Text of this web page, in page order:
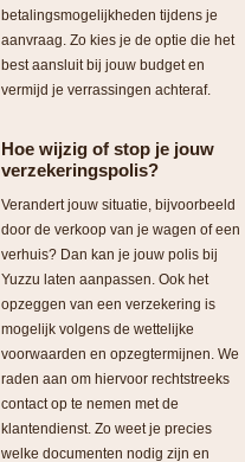
betalingsmogelijkheden tijdens je
aanvraag. Zo kies je de optie die het
best aansluit bij jouw budget en
vermijd je verrassingen achteraf.
Hoe wijzig of stop je jouw
verzekeringspolis?
Verandert jouw situatie, bijvoorbeeld
door de verkoop van je wagen of een
verhuis? Dan kan je jouw polis bij
Yuzzu laten aanpassen. Ook het
opzeggen van een verzekering is
mogelijk volgens de wettelijke
voorwaarden en opzegtermijnen. We
raden aan om hiervoor rechtstreeks
contact op te nemen met de
klantendienst. Zo weet je precies
welke documenten nodig zijn en